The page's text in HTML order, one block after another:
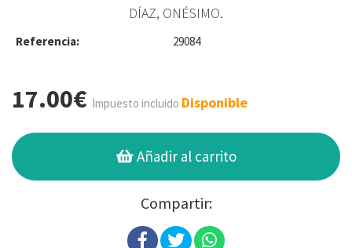
DÍAZ, ONÉSIMO.
Referencia: 29084
17.00€ Impuesto incluido Disponible
Añadir al carrito
Compartir: